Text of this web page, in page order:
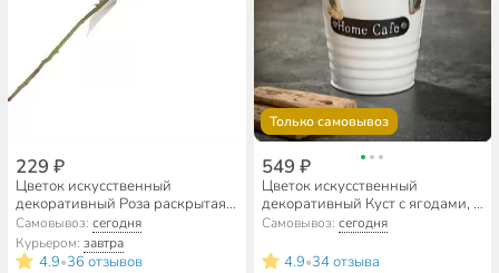
229 ₽
Цветок искусственный
декоративный Роза раскрытая,
56 см, бордовый, Y3-1544
Самовывоз:сегодня
Курьером:завтра
4.9•36 отзывов
Только самовывоз
549 ₽
Цветок искусственный
декоративный Куст с ягодами, в
ведерке, 18 см, Y6-2049
Самовывоз: сегодня
4.9•34 отзыва